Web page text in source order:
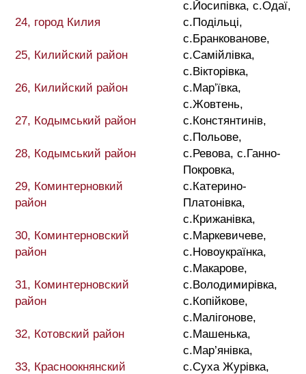
24, город Килия
25, Килийский район
26, Килийский район
27, Кодымський район
28, Кодымський район
29, Коминтерновкий
район
30, Коминтерновский
район
31, Коминтерновский
район
32, Котовский район
33, Красноокнянский
с.Йосипівка, с.Одаї,
с.Подільці,
с.Бранкованове,
с.Самійлівка,
с.Вікторівка,
с.Мар’ївка,
с.Жовтень,
с.Констянтинів,
с.Польове,
с.Ревова, с.Ганно-
Покровка,
с.Катерино-
Платонівка,
с.Крижанівка,
с.Маркевичеве,
с.Новоукраїнка,
с.Макарове,
с.Володимирівка,
с.Копійкове,
с.Малігонове,
с.Машенька,
с.Мар’янівка,
с.Суха Журівка,